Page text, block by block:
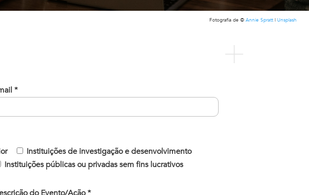
Fotografia de © Annie Spratt| Unsplash
*
Instituições de investigação e desenvolvimento
Instituições públicas ou privadas sem fins lucrativos
do Evento/Ação *